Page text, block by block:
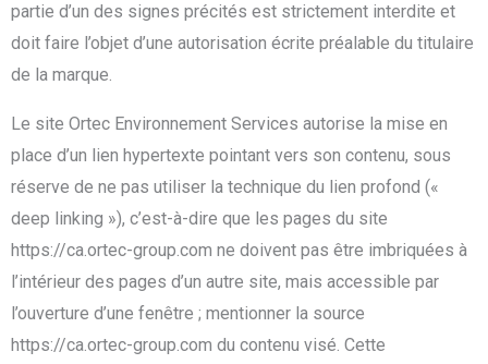
partie d’un des signes précités est strictement interdite et
doit faire l’objet d’une autorisation écrite préalable du titulaire
de la marque.
Le site Ortec Environnement Services autorise la mise en
place d’un lien hypertexte pointant vers son contenu, sous
réserve de ne pas utiliser la technique du lien profond («
deep linking »), c’est-à-dire que les pages du site
https://ca.ortec-group.com ne doivent pas être imbriquées à
l’intérieur des pages d’un autre site, mais accessible par
l’ouverture d’une fenêtre ; mentionner la source
https://ca.ortec-group.com du contenu visé. Cette